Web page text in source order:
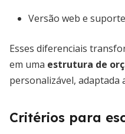
Versão web e
Esses diferenciais
em uma estrutura de
personalizável, adaptada
Critérios para